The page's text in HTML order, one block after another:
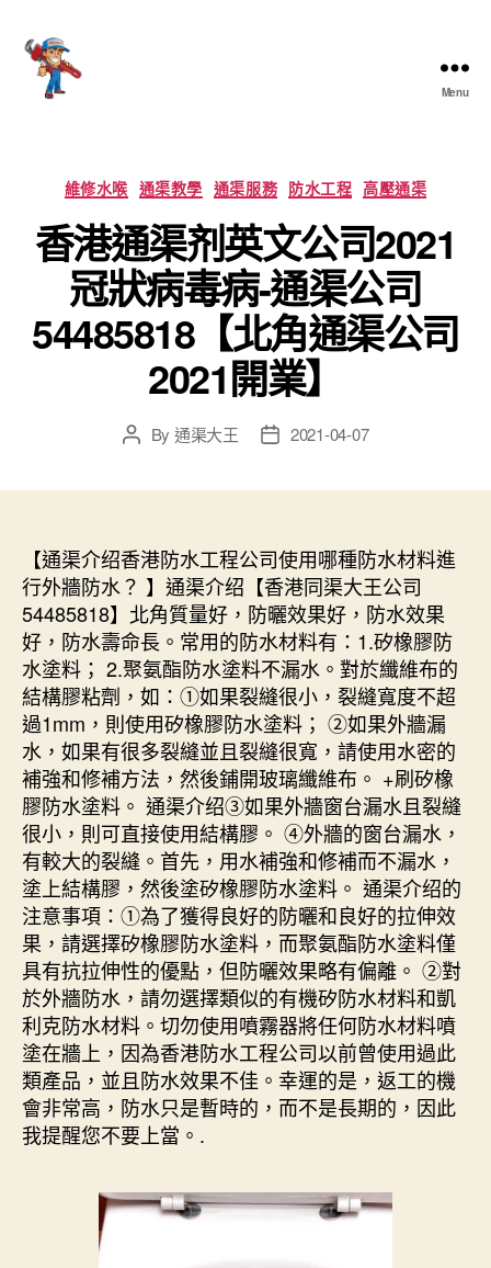
王
Menu
Categories
維修水喉 通渠教學 通渠服務 防水工程 高壓通渠
香港通渠剂英文公司2021
冠狀病毒病-通渠公司
54485818【北角通渠公司
2021開業】
PostBy 通渠大王
Post2021-04-07
【通渠介绍香港防水工程公司使用哪種防水材料進
行外牆防水？ 】通渠介绍【香港同渠大王公司
54485818】北角質量好，防曬效果好，防水效果
好，防水壽命長。常用的防水材料有：1.矽橡膠防
水塗料； 2.聚氨酯防水塗料不漏水。對於纖維布的
結構膠粘劑，如：①如果裂縫很小，裂縫寬度不超
過1mm，則使用矽橡膠防水塗料； ②如果外牆漏
水，如果有很多裂縫並且裂縫很寬，請使用水密的
補強和修補方法，然後鋪開玻璃纖維布。 +刷矽橡
膠防水塗料。 通渠介绍③如果外牆窗台漏水且裂縫
很小，則可直接使用結構膠。 ④外牆的窗台漏水，
有較大的裂縫。首先，用水補強和修補而不漏水，
塗上結構膠，然後塗矽橡膠防水塗料。 通渠介绍的
注意事項：①為了獲得良好的防曬和良好的拉伸效
果，請選擇矽橡膠防水塗料，而聚氨酯防水塗料僅
具有抗拉伸性的優點，但防曬效果略有偏離。 ②對
於外牆防水，請勿選擇類似的有機矽防水材料和凱
利克防水材料。切勿使用噴霧器將任何防水材料噴
塗在牆上，因為香港防水工程公司以前曾使用過此
類產品，並且防水效果不佳。幸運的是，返工的機
會非常高，防水只是暫時的，而不是長期的，因此
我提醒您不要上當。.